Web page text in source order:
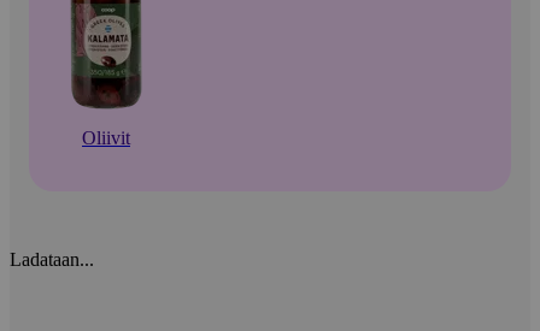
Oliivit
Ladataan...